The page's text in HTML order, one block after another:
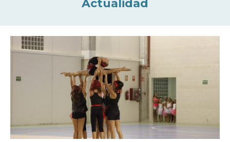
Actualidad